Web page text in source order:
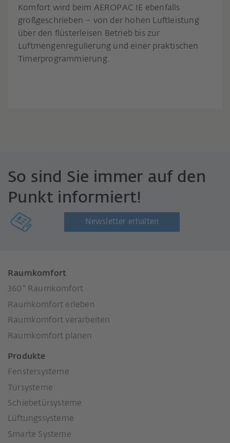
Komfort wird beim AEROPAC IE ebenfalls
großgeschrieben – von der hohen Luftleistung
über den flüsterleisen Betrieb bis zur
Luftmengenregulierung und einer praktischen
Timerprogrammierung.
So sind Sie immer auf den
Punkt informiert!
Newsletter erhalten
Raumkomfort
360° Raumkomfort
Raumkomfort erleben
Raumkomfort verarbeiten
Raumkomfort planen
Produkte
Fenstersysteme
Türsysteme
Schiebetürsysteme
Lüftungssysteme
Smarte Systeme